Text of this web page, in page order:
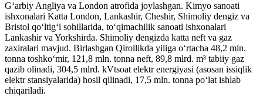
Gʻarbiy Angliya va London atrofida joylashgan. Kimyo sanoati
ishxonalari Katta London, Lankashir, Cheshir, Shimoliy dengiz va
Bristol qoʻltigʻi sohillarida, toʻqimachilik sanoati ishxonalari
Lankashir va Yorkshirda. Shimoliy dengizda katta neft va gaz
zaxiralari mavjud. Birlashgan Qirollikda yiliga oʻrtacha 48,2 mln.
tonna toshkoʻmir, 121,8 mln. tonna neft, 89,8 mlrd. m³ tabiiy gaz
qazib olinadi, 304,5 mlrd. kVtsoat elektr energiyasi (asosan issiqlik
elektr stansiyalarida) hosil qilinadi, 17,5 mln. tonna poʻlat ishlab
chiqariladi.